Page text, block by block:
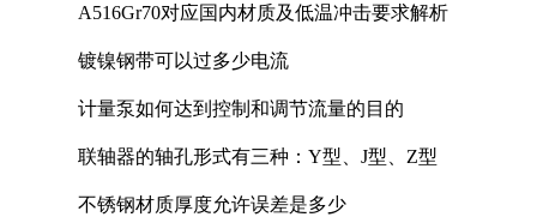
A516Gr70对应国内材质及低温冲击要求解析
镀镍钢带可以过多少电流
计量泵如何达到控制和调节流量的目的
联轴器的轴孔形式有三种：Y型、J型、Z型
不锈钢材质厚度允许误差是多少